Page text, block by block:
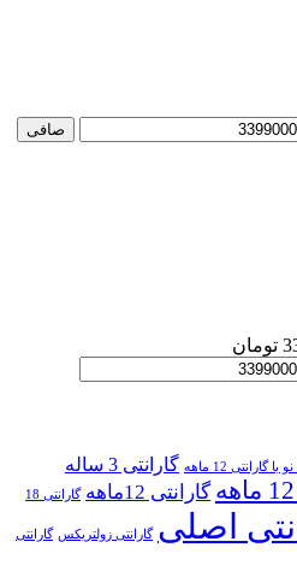
صافی
گارانتی 12 ماهه
گارانتی 3 ساله
گارانتی 12ماهه گارانتی 18
اصلی گارانتی زولتریکس گارانتی